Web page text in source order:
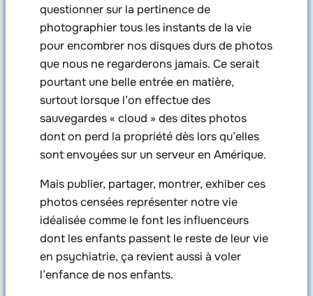
questionner sur la pertinence de
photographier tous les instants de la vie
pour encombrer nos disques durs de photos
que nous ne regarderons jamais. Ce serait
pourtant une belle entrée en matière,
surtout lorsque l’on effectue des
sauvegardes « cloud » des dites photos
dont on perd la propriété dès lors qu’elles
sont envoyées sur un serveur en Amérique.
Mais publier, partager, montrer, exhiber ces
photos censées représenter notre vie
idéalisée comme le font les influenceurs
dont les enfants passent le reste de leur vie
en psychiatrie, ça revient aussi à voler
l’enfance de nos enfants.